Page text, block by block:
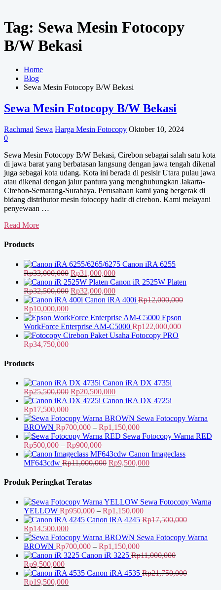
Tag: Sewa Mesin Fotocopy
B/W Bekasi
Home
Blog
Sewa Mesin Fotocopy B/W Bekasi
Sewa Mesin Fotocopy B/W Bekasi
Rachmad Sewa Harga Mesin Fotocopy Oktober 10, 2024
0
Sewa Mesin Fotocopy B/W Bekasi, Cirebon sebagai salah satu kota
di jawa barat yang berbatasan langsung dengan jawa tengah dikenal
juga sebagai kota udang. Kota ini berada di pesisir Utara pulau jawa
atau dikenal dengan jalur pantura yang menghubungkan Jakarta-
Cirebon-Semarang-Surabaya. Perusahaan kami yang bergerak di
bidang distributor mesin fotocopy hadir di cirebon. Kami melayani
penyewaan …
Sewa
Fotocopy
Bekasi
Read More
Products
Canon iRA 6255
Rp33,000,000 Harga
aslinya
adalah:
Rp33,000,000.
Rp31,000,000Harga
saat
ini
adalah:
Canon iR 2525W Platen
Rp32,500,000 Harga
aslinya
Rp32,500,000.
Rp32,000,000Harga
saat
adalah:
Rp32,000,000.
Canon iRA 400i Rp12,000,000
Harga
aslinya
adalah:
Rp12,000,000.
Rp10,000,000Harga
saat
ini
adalah:
Rp10,000,000.
Epson
WorkForce Enterprise AM-C5000 Rp122,000,000
Paket Usaha Fotocopy PRO
Rp34,750,000
Products
Canon iRA DX 4735i
Rp25,500,000 Harga
aslinya
Rp25,500,000.
Rp20,500,000Harga
saat
adalah:
Rp20,500,000.
Canon iRA DX 4725i
Rp17,500,000
Sewa Fotocopy Warna
BROWN Rp700,000 – Rp1,150,000Rentang
harga:
hingga
Rp1,150,000
Sewa Fotocopy Warna RED
Rp500,000 – Rp900,000Rentang
harga:
Rp500,000
Canon Imageclass
MF643cdw Rp11,000,000 Harga
Rp9,500,000Harga
Rp9,500,000.
Produk Peringkat Teratas
Sewa Fotocopy Warna
YELLOW Rp950,000 – Rp1,150,000Rentang
harga:
hingga
Canon iRA 4245 Rp17,500,000
Harga
aslinya
adalah:
Rp17,500,000.
Rp14,500,000Harga
saat
ini
adalah:
Sewa Fotocopy Warna
BROWN Rp700,000 – Rp1,150,000Rentang
harga:
hingga
Canon iR 3225 Rp11,000,000
Harga
aslinya
adalah:
Rp9,500,000Harga
saat
ini
Canon iRA 4535 Rp21,750,000
Harga
Rp19,500,000Harga